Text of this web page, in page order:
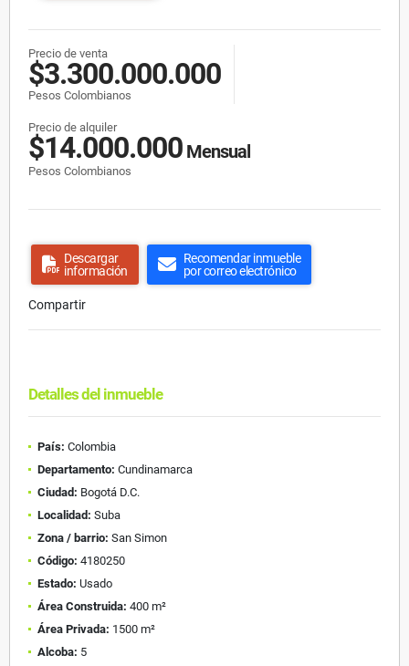
Precio de venta
$3.300.000.000
Pesos Colombianos
Precio de alquiler
$14.000.000 Mensual
Pesos Colombianos
Descargar
información
Recomendar inmueble
por correo electrónico
Compartir
Detalles del inmueble
País: Colombia
Departamento: Cundinamarca
Ciudad: Bogotá D.C.
Localidad: Suba
Zona / barrio: San Simon
Código: 4180250
Estado: Usado
Área Construida: 400 m²
Área Privada: 1500 m²
Alcoba: 5